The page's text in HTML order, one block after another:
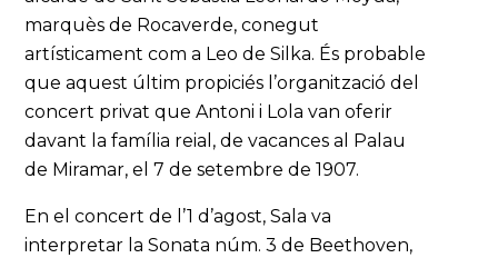
marquès de Rocaverde, conegut
artísticament com a Leo de Silka. És probable
que aquest últim propiciés l’organització del
concert privat que Antoni i Lola van oferir
davant la família reial, de vacances al Palau
de Miramar, el 7 de setembre de 1907.
En el concert de l’1 d’agost, Sala va
interpretar la Sonata núm. 3 de Beethoven,